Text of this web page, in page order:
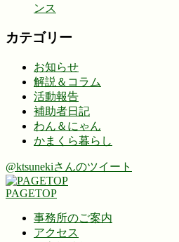
ンス
カテゴリー
お知らせ
解説＆コラム
活動報告
補助者日記
わん＆にゃん
かまくら暮らし
@ktsunekiさんのツイート
PAGETOP
事務所のご案内
アクセス